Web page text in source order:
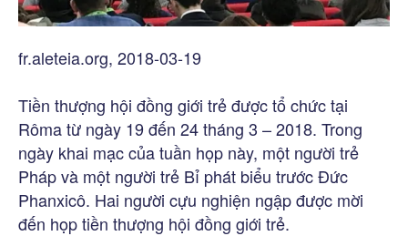
fr.aleteia.org, 2018-03-19
Tiền thượng hội đồng giới trẻ được tổ chức tại
Rôma từ ngày 19 đến 24 tháng 3 – 2018. Trong
ngày khai mạc của tuần họp này, một người trẻ
Pháp và một người trẻ Bỉ phát biểu trước Đức
Phanxicô. Hai người cựu nghiện ngập được mời
đến họp tiền thượng hội đồng giới trẻ.